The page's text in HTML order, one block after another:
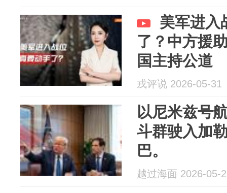
美军进入
了？中方援
国主持公道
戎评说 2026-05-31
以尼米兹号
斗群驶入加
巴。
越过海面 2026-05-